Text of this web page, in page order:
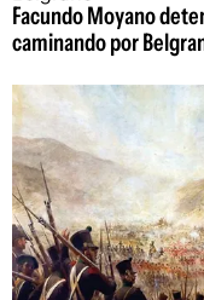
Facundo Moyano
caminando por